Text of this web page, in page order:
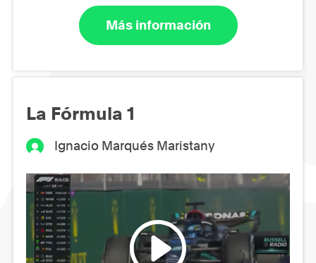
Más información
La Fórmula 1
Ignacio Marqués Maristany